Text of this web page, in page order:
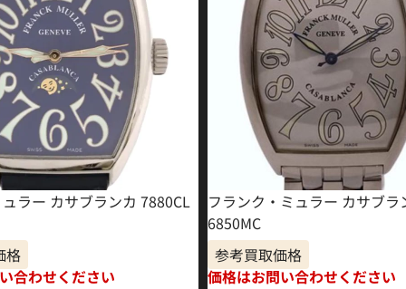
ラー カサブランカ 7880CL
格
合わせください
フランク・ミュラー カサブラ
6850MC
参考買取価格
価格はお問い合わせください